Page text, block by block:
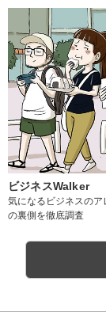
ビジネスWalker
気になるビジネスのア
の裏側を徹底調査